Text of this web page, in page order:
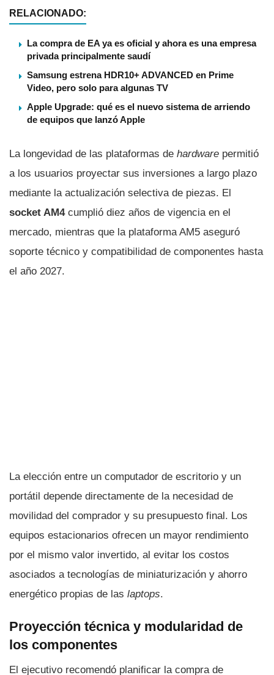
RELACIONADO:
La compra de EA ya es oficial y ahora es una empresa
privada principalmente saudí
Samsung estrena HDR10+ ADVANCED en Prime
Video, pero solo para algunas TV
Apple Upgrade: qué es el nuevo sistema de arriendo
de equipos que lanzó Apple
La longevidad de las plataformas de hardware permitió
a los usuarios proyectar sus inversiones a largo plazo
mediante la actualización selectiva de piezas. El
socket AM4cumplió diez años de vigencia en el
mercado, mientras que la plataforma AM5 aseguró
soporte técnico y compatibilidad de componentes hasta
el año 2027.
La elección entre un computador de escritorio y un
portátil depende directamente de la necesidad de
movilidad del comprador y su presupuesto final. Los
equipos estacionarios ofrecen un mayor rendimiento
por el mismo valor invertido, al evitar los costos
asociados a tecnologías de miniaturización y ahorro
energético propias de las laptops.
Proyección técnica y modularidad de
los componentes
El ejecutivo recomendó planificar la compra de